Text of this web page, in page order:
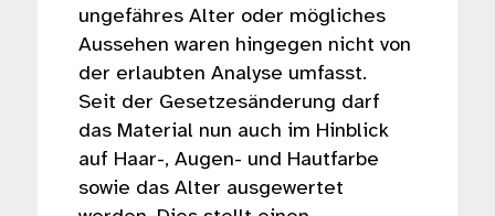
ungefähres Alter oder mögliches
Aussehen waren hingegen nicht von
der erlaubten Analyse umfasst.
Seit der Gesetzesänderung darf
das Material nun auch im Hinblick
auf Haar-, Augen- und Hautfarbe
sowie das Alter ausgewertet